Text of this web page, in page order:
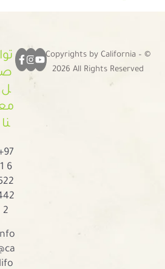
توا
ص
ل
نا
1 6
2
lifo
Copyrights by California – ©
2026 All Rights Reserved